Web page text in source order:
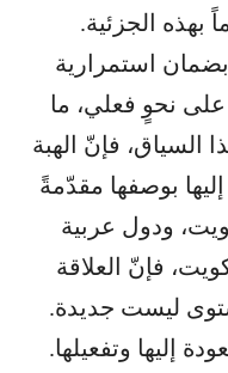
بهذه الجزئية.
بضمان استمرارية
على نحوٍ فعلي، ما
السياق، فإنّ الهبة
إليها بوصفها مقدّمةً
ودول عربية
فإنّ العلاقة
ليست جديدة.
إليها وتفعيلها.